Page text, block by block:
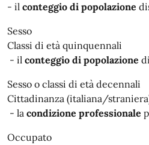
- il conteggio di popolazione
Sesso
Classi di età quinquennali
- il conteggio di popolazione
Sesso o classi di età decennali
Cittadinanza (italiana/
- la condizione professionale
Occupato